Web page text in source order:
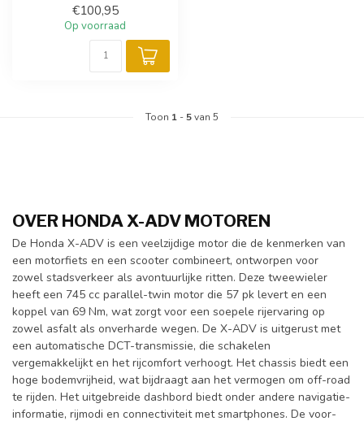
€100,95
Op voorraad
Toon 1 -5van 5
OVER HONDA X-ADV MOTOREN
De Honda X-ADV is een veelzijdige motor die de kenmerken van
een motorfiets en een scooter combineert, ontworpen voor
zowel stadsverkeer als avontuurlijke ritten. Deze tweewieler
heeft een 745 cc parallel-twin motor die 57 pk levert en een
koppel van 69 Nm, wat zorgt voor een soepele rijervaring op
zowel asfalt als onverharde wegen. De X-ADV is uitgerust met
een automatische DCT-transmissie, die schakelen
vergemakkelijkt en het rijcomfort verhoogt. Het chassis biedt een
hoge bodemvrijheid, wat bijdraagt aan het vermogen om off-road
te rijden. Het uitgebreide dashbord biedt onder andere navigatie-
informatie, rijmodi en connectiviteit met smartphones. De voor-